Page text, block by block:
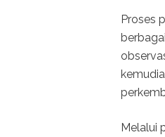
Proses
Melalui